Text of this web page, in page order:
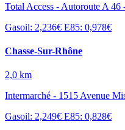
Total Access - Autoroute A
Gasoil: 2,236€ E85: 0,978€
Chasse-Sur-Rhône
2,0 km
Intermarché - 1515 Avenue
Gasoil: 2,249€ E85: 0,828€